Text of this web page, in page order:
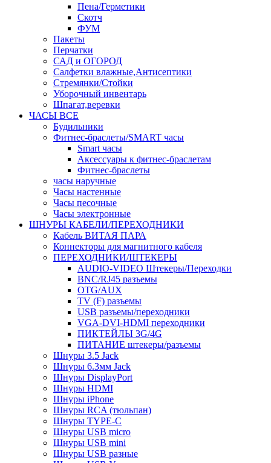
Пена/Герметики
Скотч
ФУМ
Пакеты
Перчатки
САД и ОГОРОД
Салфетки влажные,Антисептики
Стремянки/Стойки
Уборочный инвентарь
Шпагат,веревки
ЧАСЫ ВСЕ
Будильники
Фитнес-браслеты/SMART часы
Smart часы
Аксессуары к фитнес-браслетам
Фитнес-браслеты
часы наручные
Часы настенные
Часы песочные
Часы электронные
ШНУРЫ КАБЕЛИ/ПЕРЕХОДНИКИ
Кабель ВИТАЯ ПАРА
Коннекторы для магнитного кабеля
ПЕРЕХОДНИКИ/ШТЕКЕРЫ
AUDIO-VIDEO Штекеры/Переходки
BNC/RJ45 разъемы
OTG/AUX
TV (F) разъемы
USB разъемы/переходники
VGA-DVI-HDMI переходники
ПИКТЕЙЛЫ 3G/4G
ПИТАНИЕ штекеры/разъемы
Шнуры 3.5 Jack
Шнуры 6.3мм Jack
Шнуры DisplayPort
Шнуры HDMI
Шнуры iPhone
Шнуры RCA (тюльпан)
Шнуры TYPE-C
Шнуры USB micro
Шнуры USB mini
Шнуры USB разные